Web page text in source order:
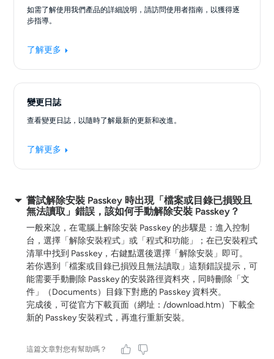
如需了解使用我們產品的詳細說明，請訪問使用者指南，以獲得逐
步指導。
了解更多
變更日誌
查看變更日誌，以隨時了解最新的更新和改進。
了解更多
嘗試解除安裝 Passkey 時出現「檔案或目錄已損毀且
無法讀取」錯誤，該如何手動解除安裝 Passkey？
一般來說，在電腦上解除安裝 Passkey 的步驟是：進入控制
台，選擇「解除安裝程式」或「程式和功能」；在已安裝程式
清單中找到 Passkey，右鍵點選後選擇「解除安裝」即可。
若你遇到「檔案或目錄已損毀且無法讀取」這類錯誤提示，可
能需要手動刪除 Passkey 的安裝路徑資料夾，同時刪除「文
件」（Documents）目錄下對應的 Passkey 資料夾。
完成後，可從官方下載頁面（網址：/download.htm）下載全
新的 Passkey 安裝程式，再進行重新安裝。
這篇文章對您有幫助嗎？